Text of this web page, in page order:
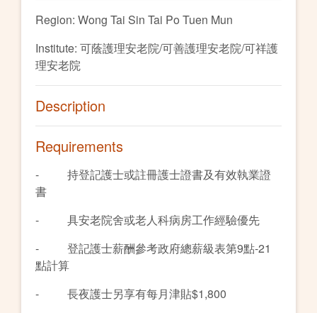
Region: Wong Tai Sin Tai Po Tuen Mun
Institute: 可蔭護理安老院/可善護理安老院/可祥護
理安老院
Description
Requirements
- 持登記護士或註冊護士證書及有效執業證
書
- 具安老院舍或老人科病房工作經驗優先
- 登記護士薪酬參考政府總薪級表第9點-21
點計算
- 長夜護士另享有每月津貼$1,800